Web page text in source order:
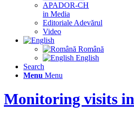
APADOR-CH
in Media
Editoriale Adevărul
Video
Română
English
Search
Menu Menu
Monitoring visits